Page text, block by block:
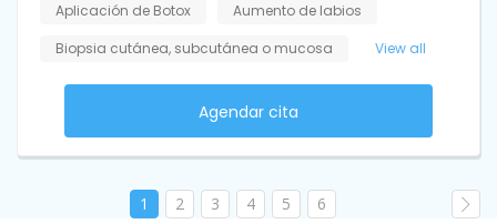
Aplicación de Botox
Aumento de labios
Biopsia cutánea, subcutánea o mucosa
View all
Agendar cita
1 2 3 4 5 6